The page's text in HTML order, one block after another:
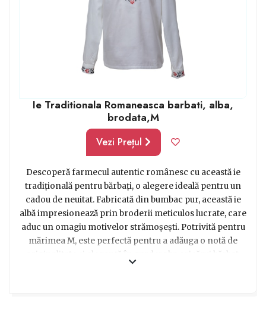
Ie Traditionala Romaneasca barbati, alba,
brodata,M
Vezi Prețul
Descoperă farmecul autentic românesc cu această ie
tradițională pentru bărbați, o alegere ideală pentru un
cadou de neuitat. Fabricată din bumbac pur, această ie
albă impresionează prin broderii meticulos lucrate, care
aduc un omagiu motivelor strămoșești. Potrivită pentru
mărimea M, este perfectă pentru a adăuga o notă de
originalitate și eleganță în garderoba oricărui bărbat.